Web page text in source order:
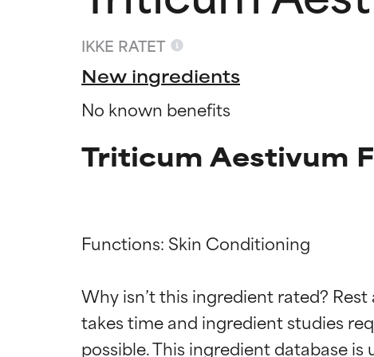
IKKE RATET
New ingredients
No known benefits
Triticum Aestivum
Functions: Skin Conditioning
Why isn’t this ingredient rated?
takes time and ingredient studies
Ratings
BEDST
Ratings
BEDST